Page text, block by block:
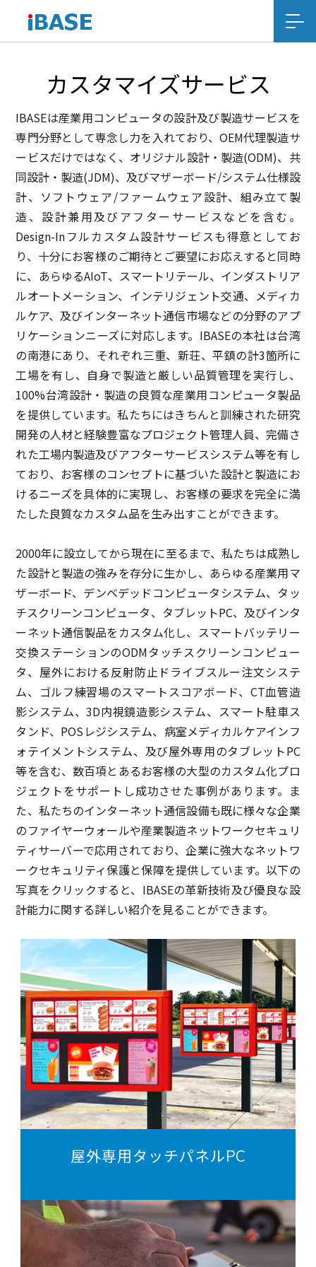
カスタマイズサービス
IBASEは産業用コンピュータの設計及び製造サービスを
専門分野として専念し力を入れており、OEM代理製造サ
ービスだけではなく、オリジナル設計・製造(ODM)、共
同設計・製造(JDM)、及びマザーボード/システム仕様設
計、ソフトウェア/ファームウェア設計、組み立て製
造、設計兼用及びアフターサービスなどを含む。
Design-Inフルカスタム設計サービスも得意としてお
り、十分にお客様のご期待とご要望にお応えすると同時
に、あらゆるAIoT、スマートリテール、インダストリア
ルオートメーション、インテリジェント交通、メディカ
ルケア、及びインターネット通信市場などの分野のアプ
リケーションニーズに対応します。IBASEの本社は台湾
の南港にあり、それぞれ三重、新荘、平鎮の計3箇所に
工場を有し、自身で製造と厳しい品質管理を実行し、
100%台湾設計・製造の良質な産業用コンピュータ製品
を提供しています。私たちにはきちんと訓練された研究
開発の人材と経験豊富なプロジェクト管理人員、完備さ
れた工場内製造及びアフターサービスシステム等を有し
ており、お客様のコンセプトに基づいた設計と製造にお
けるニーズを具体的に実現し、お客様の要求を完全に満
たした良質なカスタム品を生み出すことができます。
2000年に設立してから現在に至るまで、私たちは成熟し
た設計と製造の強みを存分に生かし、あらゆる産業用マ
ザーボード、デンベデッドコンピュータシステム、タッ
チスクリーンコンピュータ、タブレットPC、及びインタ
ーネット通信製品をカスタム化し、スマートバッテリー
交換ステーションのODMタッチスクリーンコンピュー
タ、屋外における反射防止ドライブスルー注文システ
ム、ゴルフ練習場のスマートスコアボード、CT血管造
影システム、3D内視鏡造影システム、スマート駐車ス
タンド、POSレジシステム、病室メディカルケアインフ
ォテイメントシステム、及び屋外専用のタブレットPC
等を含む、数百項とあるお客様の大型のカスタム化プロ
ジェクトをサポートし成功させた事例があります。ま
た、私たちのインターネット通信設備も既に様々な企業
のファイヤーウォールや産業製造ネットワークセキュリ
ティサーバーで応用されており、企業に強大なネットワ
ークセキュリティ保護と保障を提供しています。以下の
写真をクリックすると、IBASEの革新技術及び優良な設
計能力に関する詳しい紹介を見ることができます。
屋外専用タッチパネルPC